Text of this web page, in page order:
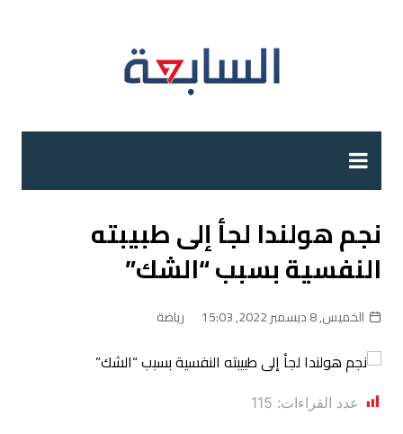
نجم هولندا لجأ إلى طبيبته
النفسية بسبب “الشك”
الخميس, 8 ديسمبر 2022, 15:03 رياضة
عدد القراءات: 115